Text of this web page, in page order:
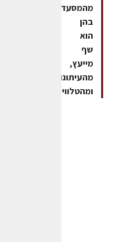
מהמסעדות
בהן
הוא
שף
מייעץ,
מהעיתונות
ומהטלוויזיה